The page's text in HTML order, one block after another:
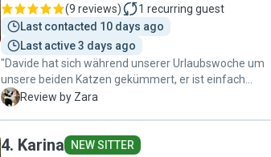
(9 reviews) 1 recurring guest
Last contacted 10 days ago
Last active 3 days ago
"Davide hat sich während unserer Urlaubswoche um
unsere beiden Katzen gekümmert, er ist einfach
fantastisch! Er hat uns regelmäßig Updates geschickt
Z Review by Zara
4. Karina NEW SITTER